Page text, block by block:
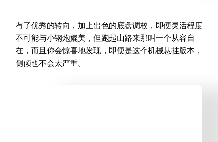
有了优秀的转向，加上出色的底盘调校，即便灵活程度
不可能与小钢炮媲美，但跑起山路来那叫一个从容自
在，而且你会惊喜地发现，即便是这个机械悬挂版本，
侧倾也不会太严重。